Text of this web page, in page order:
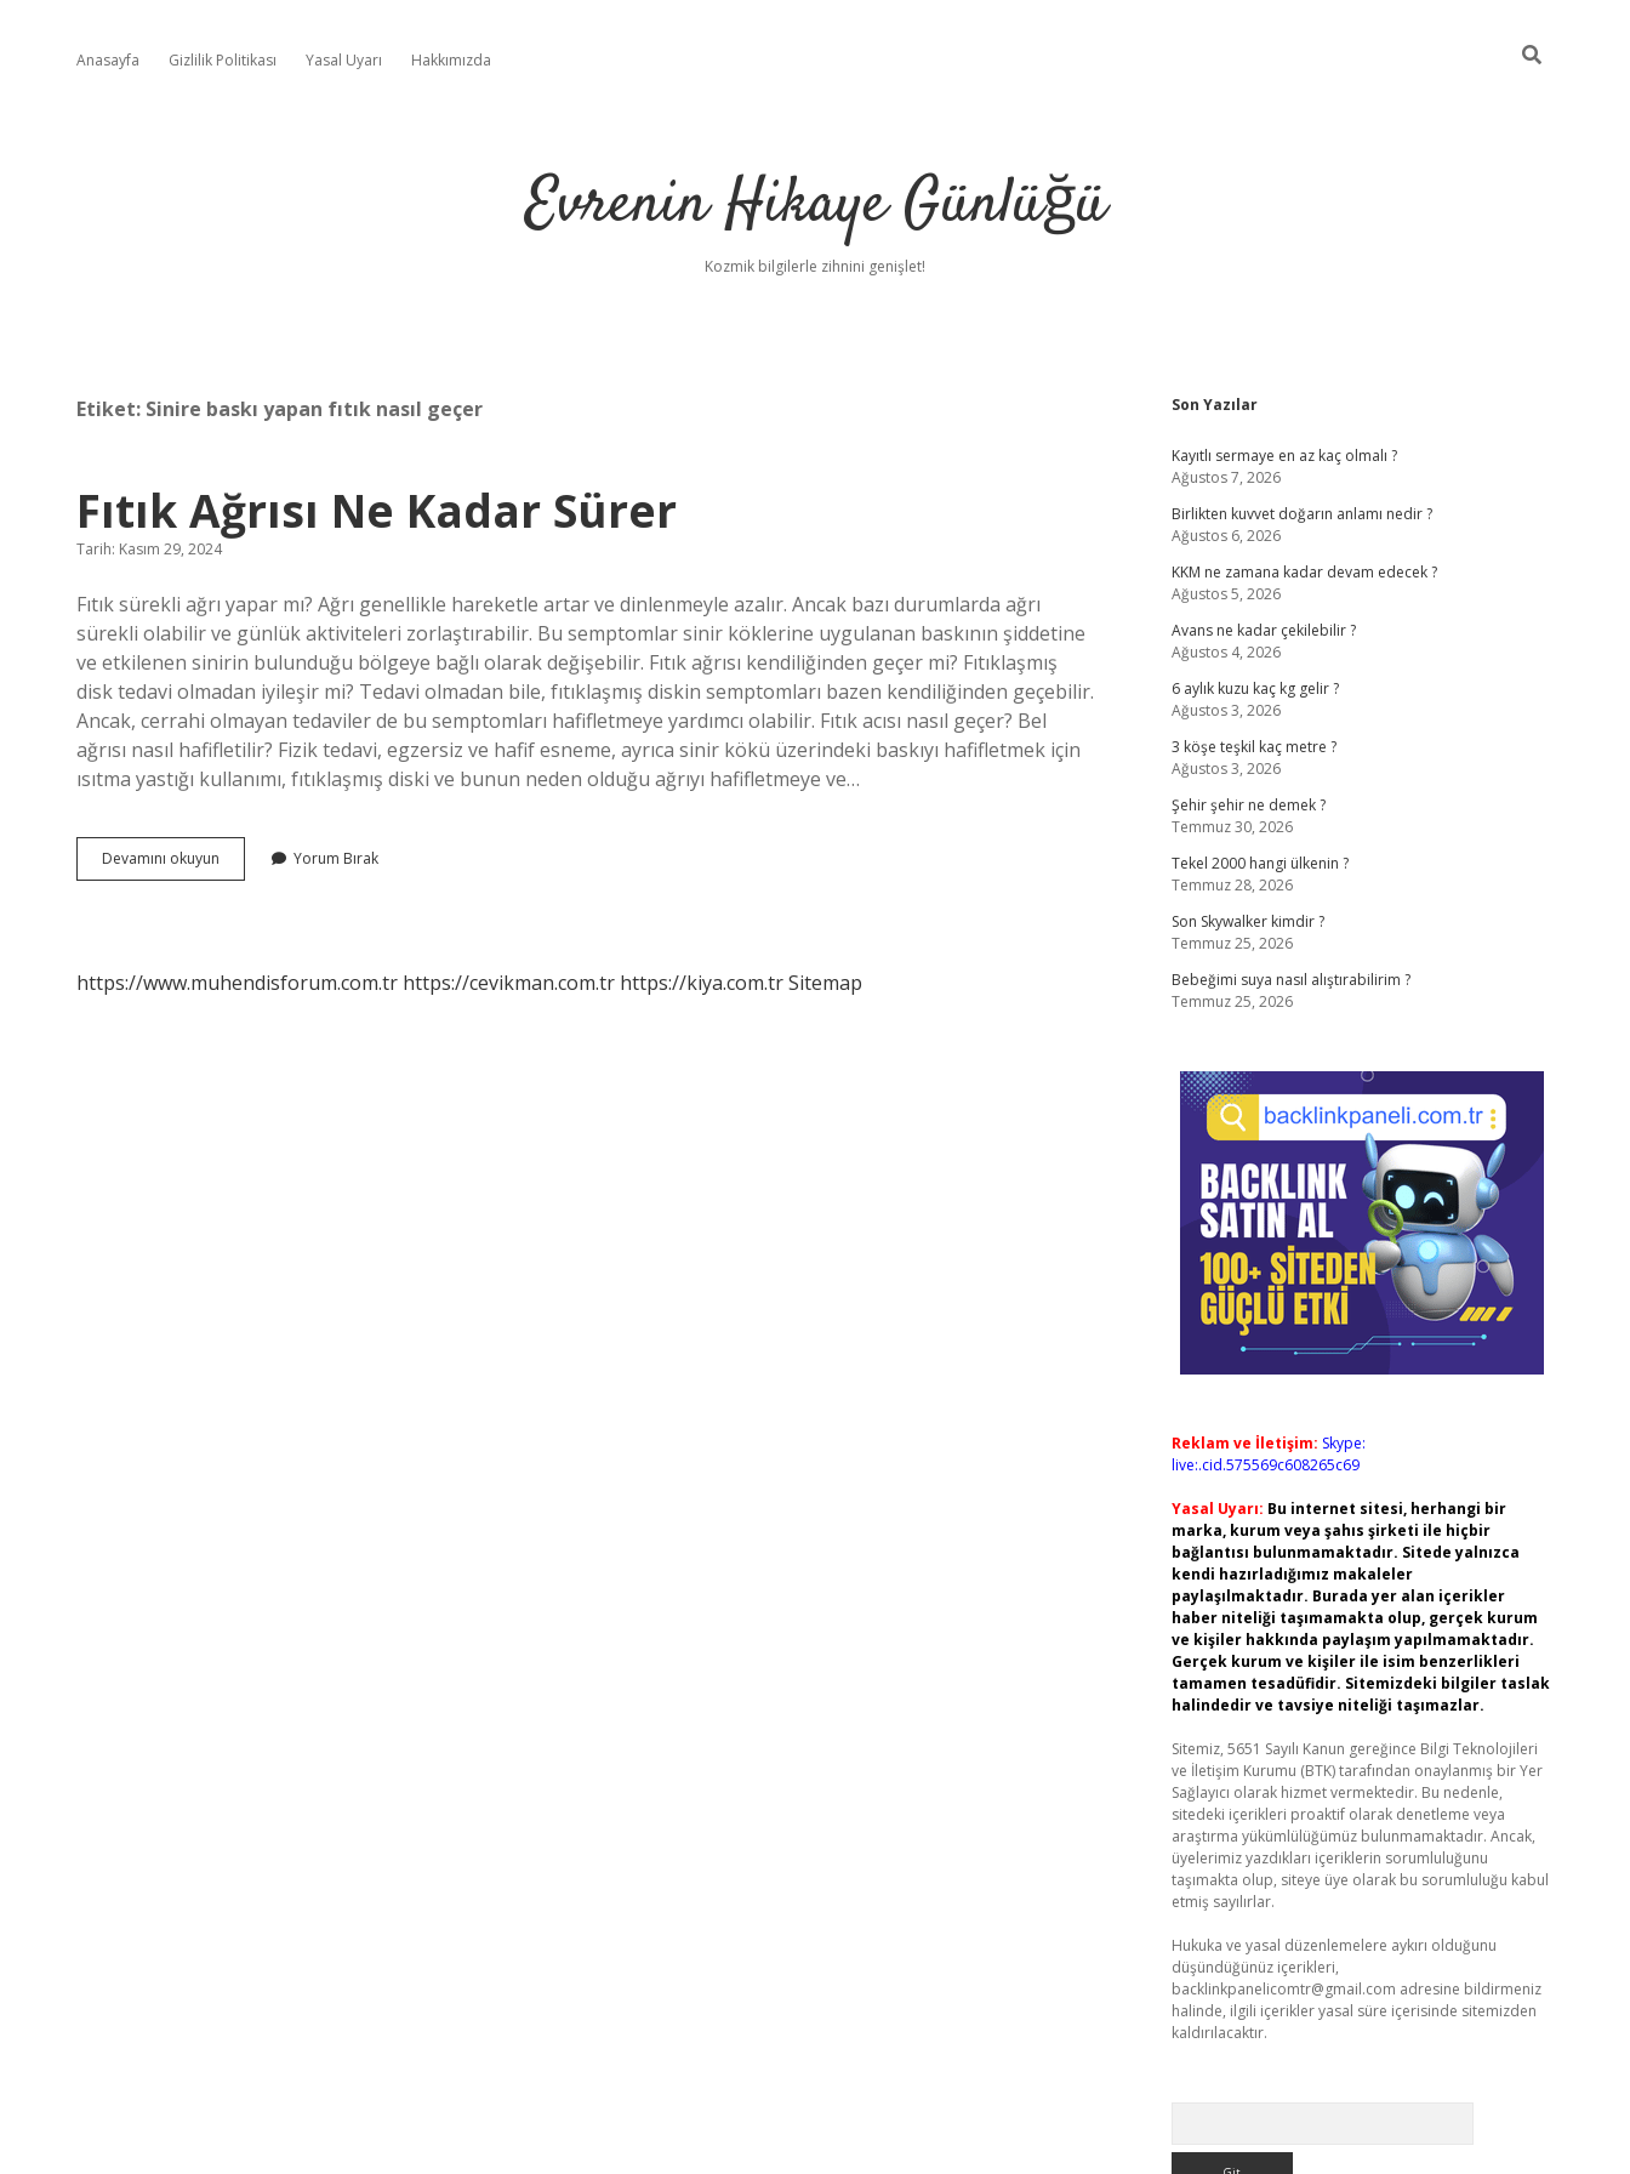
Anasayfa Gizlilik Politikası Yasal Uyarı Hakkımızda
Evrenin Hikaye Günlüğü
Kozmik bilgilerle zihnini genişlet!
Etiket: Sinire baskı yapan fıtık nasıl geçer
Fıtık Ağrısı Ne Kadar Sürer
Tarih: Kasım 29, 2024
Fıtık sürekli ağrı yapar mı? Ağrı genellikle hareketle artar ve dinlenmeyle azalır. Ancak bazı durumlarda ağrı
sürekli olabilir ve günlük aktiviteleri zorlaştırabilir. Bu semptomlar sinir köklerine uygulanan baskının şiddetine
ve etkilenen sinirin bulunduğu bölgeye bağlı olarak değişebilir. Fıtık ağrısı kendiliğinden geçer mi? Fıtıklaşmış
disk tedavi olmadan iyileşir mi? Tedavi olmadan bile, fıtıklaşmış diskin semptomları bazen kendiliğinden geçebilir.
Ancak, cerrahi olmayan tedaviler de bu semptomları hafifletmeye yardımcı olabilir. Fıtık acısı nasıl geçer? Bel
ağrısı nasıl hafifletilir? Fizik tedavi, egzersiz ve hafif esneme, ayrıca sinir kökü üzerindeki baskıyı hafifletmek için
ısıtma yastığı kullanımı, fıtıklaşmış diski ve bunun neden olduğu ağrıyı hafifletmeye ve…
Devamını okuyun
Ağrısı
Yorum Bırak
https://www.muhendisforum.com.tr https://cevikman.com.tr https://kiya.com.trSitemap
Sidebar
Son Yazılar
Kayıtlı sermaye en az kaç olmalı ?
Ağustos 7, 2026
Birlikten kuvvet doğarın anlamı nedir ?
Ağustos 6, 2026
KKM ne zamana kadar devam edecek ?
Ağustos 5, 2026
Avans ne kadar çekilebilir ?
Ağustos 4, 2026
6 aylık kuzu kaç kg gelir ?
Ağustos 3, 2026
3 köşe teşkil kaç metre ?
Ağustos 3, 2026
Şehir şehir ne demek ?
Temmuz 30, 2026
Tekel 2000 hangi ülkenin ?
Temmuz 28, 2026
Son Skywalker kimdir ?
Temmuz 25, 2026
Bebeğimi suya nasıl alıştırabilirim ?
Temmuz 25, 2026
Reklam ve İletişim: Skype:
live:.cid.575569c608265c69
Yasal Uyarı: Bu internet sitesi, herhangi bir
marka, kurum veya şahıs şirketi ile hiçbir
bağlantısı bulunmamaktadır. Sitede yalnızca
kendi hazırladığımız makaleler
paylaşılmaktadır. Burada yer alan içerikler
haber niteliği taşımamakta olup, gerçek kurum
ve kişiler hakkında paylaşım yapılmamaktadır.
Gerçek kurum ve kişiler ile isim benzerlikleri
tamamen tesadüfidir. Sitemizdeki bilgiler taslak
halindedir ve tavsiye niteliği taşımazlar.
Sitemiz, 5651 Sayılı Kanun gereğince Bilgi Teknolojileri
ve İletişim Kurumu (BTK) tarafından onaylanmış bir Yer
Sağlayıcı olarak hizmet vermektedir. Bu nedenle,
sitedeki içerikleri proaktif olarak denetleme veya
araştırma yükümlülüğümüz bulunmamaktadır. Ancak,
üyelerimiz yazdıkları içeriklerin sorumluluğunu
taşımakta olup, siteye üye olarak bu sorumluluğu kabul
etmiş sayılırlar.
Hukuka ve yasal düzenlemelere aykırı olduğunu
düşündüğünüz içerikleri,
backlinkpanelicomtr@gmail.com adresine bildirmeniz
halinde, ilgili içerikler yasal süre içerisinde sitemizden
kaldırılacaktır.